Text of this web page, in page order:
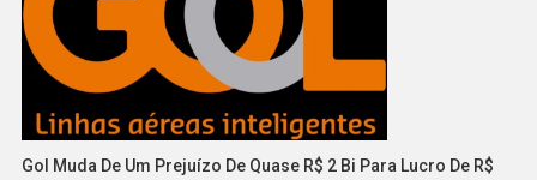
Gol Muda De Um Prejuízo De Quase R$ 2 Bi Para Lucro De R$